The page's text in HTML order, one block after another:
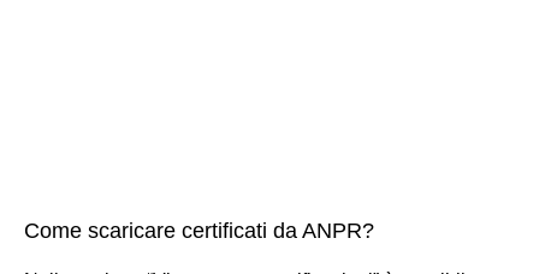
Come scaricare certificati da ANPR?